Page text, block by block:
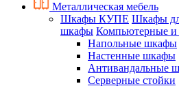
Металлическая мебель
Шкафы КУПЕ Шкафы
шкафы Компьютерные
Напольные шкафы
Настенные шкафы
Антивандальные
Серверные стойки